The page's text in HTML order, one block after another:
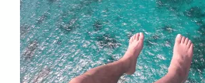
미야코지마 여행이 지루하다고? 라
6.1.1. 관광지 선택에 실패하지 않는
6.2.2. 여행 중 날씨에 대비한 철저한
요약